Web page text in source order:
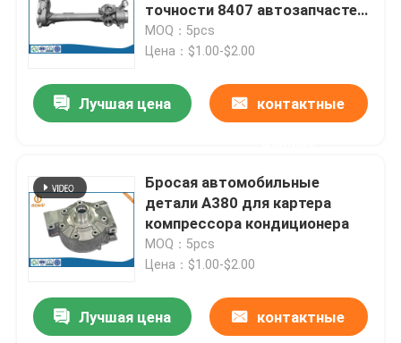
точности 8407 автозапчастей
заливки формы H13 SKD61
MOQ：5pcs
Цена：$1.00-$2.00
Лучшая цена контактные
Бросая автомобильные
детали A380 для картера
компрессора кондиционера
MOQ：5pcs
Цена：$1.00-$2.00
Лучшая цена контактные